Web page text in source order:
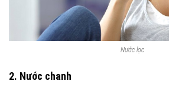
Nước lọc
2. Nước chanh